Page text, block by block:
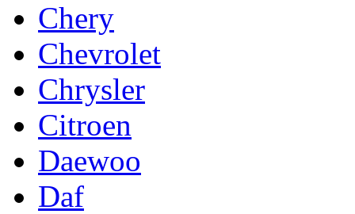
Chery
Chevrolet
Chrysler
Citroen
Daewoo
Daf